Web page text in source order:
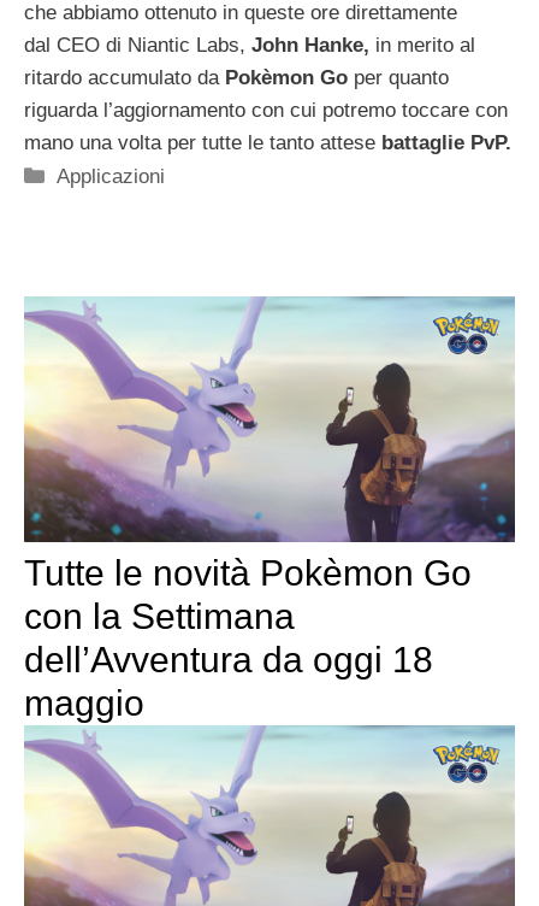
che abbiamo ottenuto in queste ore direttamente
dal CEO di Niantic Labs, John Hanke, in merito al
ritardo accumulato da Pokèmon Go per quanto
riguarda l’aggiornamento con cui potremo toccare con
mano una volta per tutte le tanto attese battaglie PvP.
Categorie
Applicazioni
Tutte le novità Pokèmon Go
con la Settimana
dell’Avventura da oggi 18
maggio